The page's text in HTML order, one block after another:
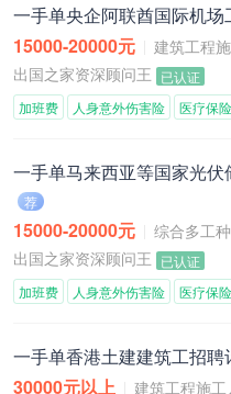
一手单央企阿联酋国际机场
15000-20000元 建筑工程
出国之家资深顾问王 已认证
加班费 人身意外伤害险 医疗保险
一手单马来西亚等国家光
荐
15000-20000元 综合多工种
出国之家资深顾问王 已认证
加班费 人身意外伤害险 医疗保险
一手单香港土建建筑工招聘
30000元以上 建筑工程施工